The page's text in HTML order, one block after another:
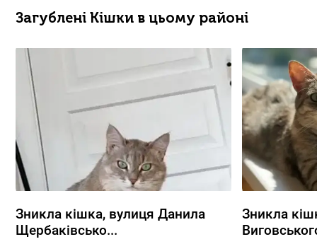
Загублені Кішки в цьому районі
Зникла кішка, вулиця Данила
Щербаківсько...
Зникла